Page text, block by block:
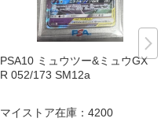
PSA10 ミュウツー&ミュウGX R
R 052/173 SM12a
マイストア在庫： 4200